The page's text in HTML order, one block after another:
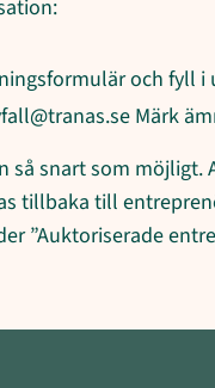
och fyll i
Märk
så snart som
tillbaka till
”Auktoriserade